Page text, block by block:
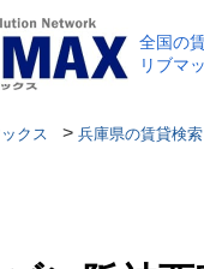
全国の
リブマ
クス > 兵庫県の賃貸検索